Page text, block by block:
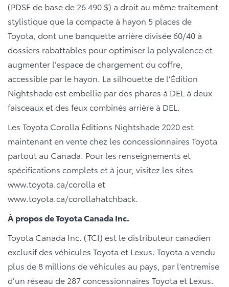
(PDSF de base de 26 490 $) a droit au même traitement
stylistique que la compacte à hayon 5 places de
Toyota, dont une banquette arrière divisée 60/40 à
dossiers rabattables pour optimiser la polyvalence et
augmenter l’espace de chargement du coffre,
accessible par le hayon. La silhouette de l’Édition
Nightshade est embellie par des phares à DEL à deux
faisceaux et des feux combinés arrière à DEL.
Les Toyota Corolla Éditions Nightshade 2020 est
maintenant en vente chez les concessionnaires Toyota
partout au Canada. Pour les renseignements et
spécifications complets et à jour, visitez les sites
www.toyota.ca/corolla et
www.toyota.ca/corollahatchback.
À propos de Toyota Canada Inc.
Toyota Canada Inc. (TCI) est le distributeur canadien
exclusif des véhicules Toyota et Lexus. Toyota a vendu
plus de 8 millions de véhicules au pays, par l’entremise
d’un réseau de 287 concessionnaires Toyota et Lexus.